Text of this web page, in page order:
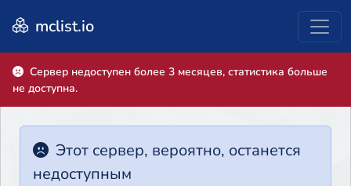
mclist.io
Сервер недоступен более 3 месяцев, статистика больше
не доступна.
Этот сервер, вероятно, останется
недоступным